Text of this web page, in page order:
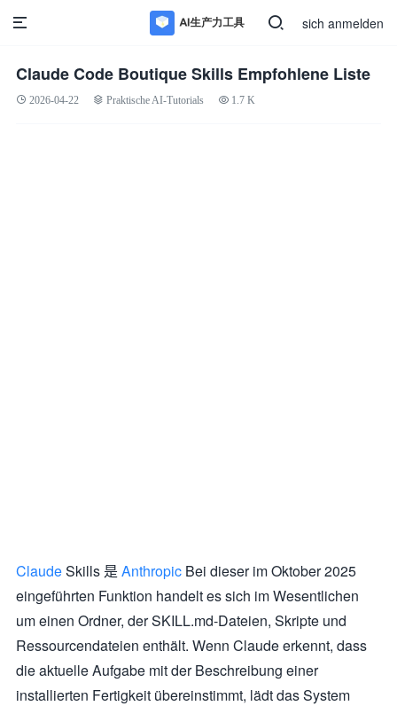
sich anmelden
Claude Code Boutique Skills Empfohlene Liste
2026-04-22 Praktische AI-Tutorials 1.7 K
ClaudeSkills 是 Anthropic Bei dieser im Oktober 2025
eingeführten Funktion handelt es sich im Wesentlichen
um einen Ordner, der SKILL.md-Dateien, Skripte und
Ressourcendateien enthält. Wenn Claude erkennt, dass
die aktuelle Aufgabe mit der Beschreibung einer
installierten Fertigkeit übereinstimmt, lädt das System